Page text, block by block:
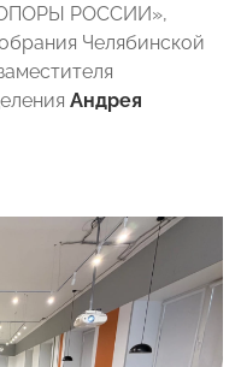
РОССИИ»,
Челябинской
Андрея